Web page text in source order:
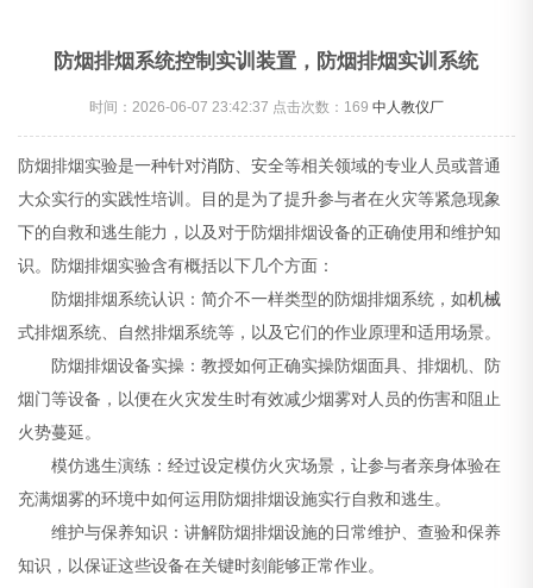
防烟排烟系统控制实训装置，防烟排烟实训系统
时间：2026-06-07 23:42:37 点击次数： 169 中人教仪厂
防烟排烟实验是一种针对消防、安全等相关领域的专业人员或普通
大众实行的实践性培训。目的是为了提升参与者在火灾等紧急现象
下的自救和逃生能力，以及对于防烟排烟设备的正确使用和维护知
识。防烟排烟实验含有概括以下几个方面：
防烟排烟系统认识：简介不一样类型的防烟排烟系统，如机械
式排烟系统、自然排烟系统等，以及它们的作业原理和适用场景。
防烟排烟设备实操：教授如何正确实操防烟面具、排烟机、防
烟门等设备，以便在火灾发生时有效减少烟雾对人员的伤害和阻止
火势蔓延。
模仿逃生演练：经过设定模仿火灾场景，让参与者亲身体验在
充满烟雾的环境中如何运用防烟排烟设施实行自救和逃生。
维护与保养知识：讲解防烟排烟设施的日常维护、查验和保养
知识，以保证这些设备在关键时刻能够正常作业。